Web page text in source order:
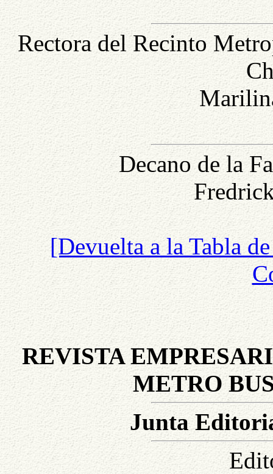
Rectora del Recinto
Decano de la
[Devuelta a la Tabla
REVISTA
METRO
Junta